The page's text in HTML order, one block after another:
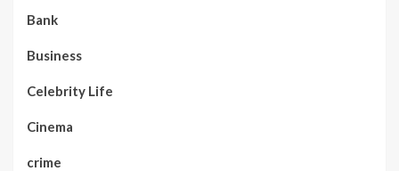
Bank
Business
Celebrity Life
Cinema
crime